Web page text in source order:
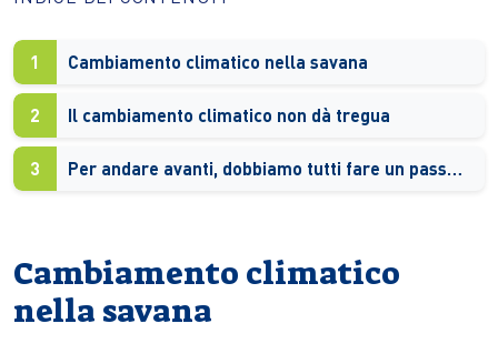
1 Cambiamento climatico nella savana
2 Il cambiamento climatico non dà tregua
3 Per andare avanti, dobbiamo tutti fare un passo indietro
Cambiamento climatico
nella savana